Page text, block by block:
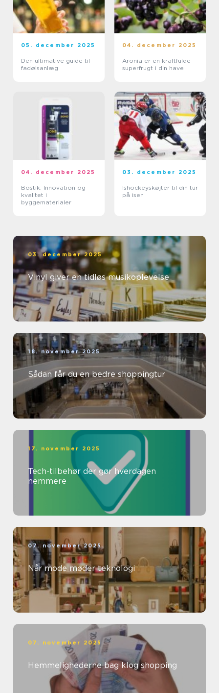
05. december 2025
Den ultimative guide til
fadølsanlæg
04. december 2025
Aronia er en kraftfulde
superfrugt i din have
04. december 2025
Bostik: Innovation og
kvalitet i
byggematerialer
03. december 2025
Ishockeyskøjter til din tur
på isen
03. december 2025
Vinyl giver en tidløs musikoplevelse
18. november 2025
Sådan får du en bedre shoppingtur
17. november 2025
Tech-tilbehør der gør hverdagen
nemmere
07. november 2025
Når mode møder teknologi
07. november 2025
Hemmelighederne bag klog shopping